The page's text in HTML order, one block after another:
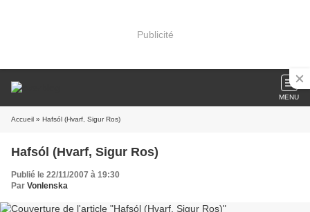
Publicité
MENU
Accueil » Hafsól (Hvarf, Sigur Ros)
Hafsól (Hvarf, Sigur Ros)
Publié le 22/11/2007 à 19:30
Par Vonlenska